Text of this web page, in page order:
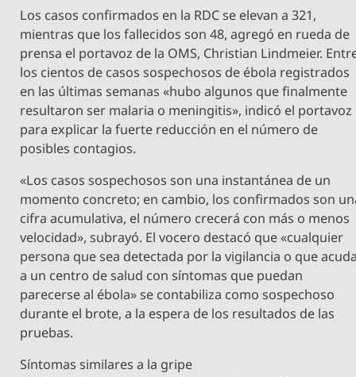
Los casos confirmados en la RDC se elevan a 321,
mientras que los fallecidos son 48, agregó en rueda de
prensa el portavoz de la OMS, Christian Lindmeier.
los cientos de casos sospechosos de ébola registrados
en las últimas semanas «hubo algunos que finalmente
resultaron ser malaria o meningitis», indicó el portavoz
para explicar la fuerte reducción en el número de
posibles contagios.
«Los casos sospechosos son una instantánea de un
momento concreto; en cambio, los confirmados son
cifra acumulativa, el número crecerá con más o menos
velocidad», subrayó. El vocero destacó que «cualquier
persona que sea detectada por la vigilancia o que
a un centro de salud con síntomas que puedan
parecerse al ébola» se contabiliza como sospechoso
durante el brote, a la espera de los resultados de las
pruebas.
Síntomas similares a la gripe